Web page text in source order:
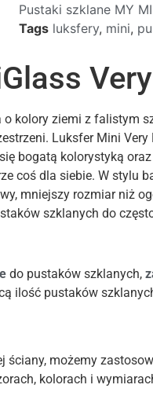
Pustaki szklane MY
Tags luksfery, mini,
o kolory ziemi z falistym
Luksfer Mini
bogatą kolorystyką
coś dla siebie. W stylu
mniejszy rozmiar niż
szklanych do
do pustaków szklanych,
ilość pustaków
możemy
kolorach i